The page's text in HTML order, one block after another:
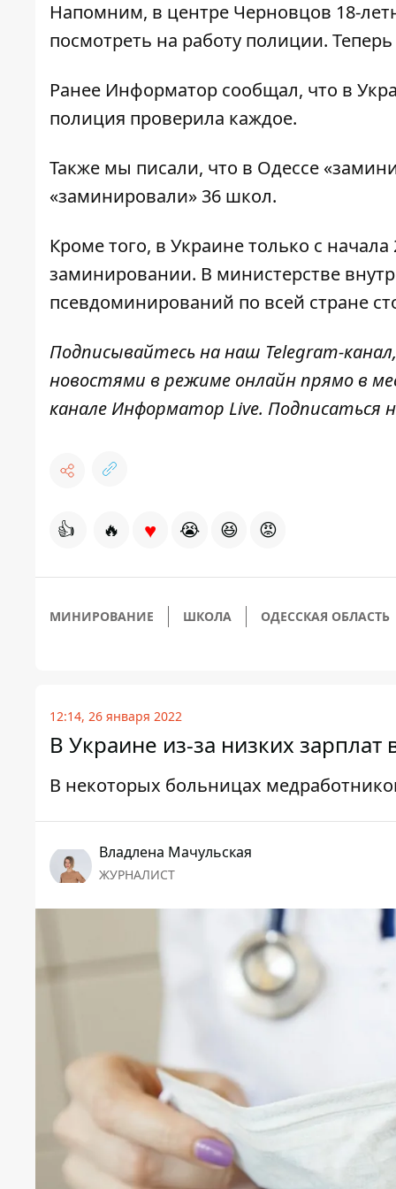
Напомним, в центре Черновцов 18-
посмотреть на работу полиции.
Ранее Информатор сообщал, что в
полиция проверила каждое.
Также мы писали, что в Одессе
«заминировали» 36 школ.
Кроме того, в Украине только с
заминировании. В министерстве
псевдоминирований по всей стране
Подписывайтесь на наш Telegram-канал
новостями в режиме онлайн прямо в
канале Информатор Live. Подписаться
👍 🔥 ♥ 😭 😆 😡
МИНИРОВАНИЕ ШКОЛА ОДЕССКАЯ ОБЛАСТЬ
12:14, 26 января 2022
В Украине из-за низких
В некоторых больницах
Владлена Мачульская
ЖУРНАЛИСТ